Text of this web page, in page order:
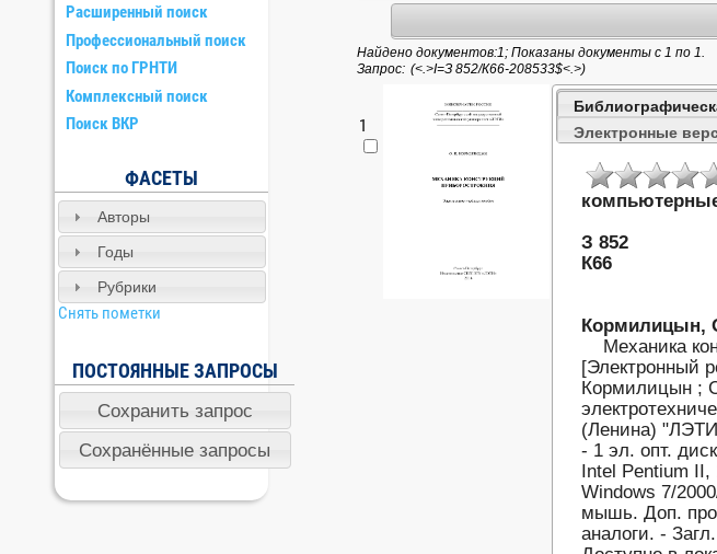
Расширенный поиск
Профессиональный поиск
Поиск по ГРНТИ
Комплексный поиск
Поиск ВКР
ФАСЕТЫ
Авторы
Годы
Рубрики
Снять пометки
ПОСТОЯННЫЕ ЗАПРОСЫ
Найдено документов:1; Показаны документы с 1 по 1.
Запрос:
1
Электронные
З 852
К66
Кормилицын,
Механика
[Электронный
Кормилицын ;
(Ленина)
- 1 эл. опт.
Intel Pentium
Windows 7/
мышь. Доп.
аналоги. -